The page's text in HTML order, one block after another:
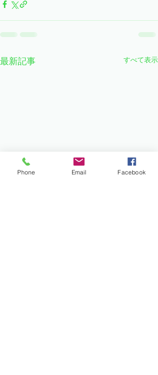
最新記事 すべて表示
Phone Email Facebook